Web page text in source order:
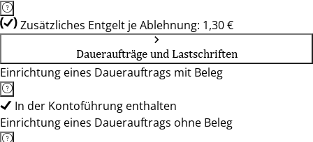
Zusätzliches Entgelt je Ablehnung: 1,30 €
Daueraufträge und Lastschriften
Einrichtung eines Dauerauftrags mit Beleg
In der Kontoführung enthalten
Einrichtung eines Dauerauftrags ohne Beleg